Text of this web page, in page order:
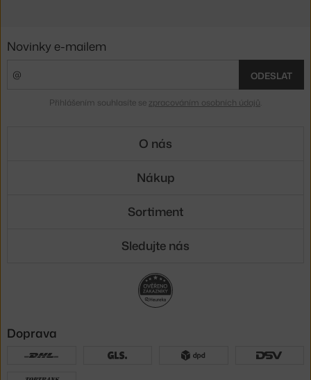
Novinky e-mailem
ODESLAT
Přihlášením souhlasíte se zpracováním osobních údajů
O nás
Nákup
Sortiment
Sledujte nás
Doprava